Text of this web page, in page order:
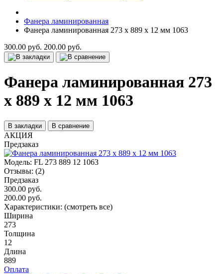
Фанера ламинированная
Фанера ламинированная 273 х 889 х 12 мм 1063
300.00 руб. 200.00 руб.
Фанера ламинированная 273
х 889 х 12 мм 1063
В закладки В сравнение
АКЦИЯ
Предзаказ
Модель: FL 273 889 12 1063
Отзывы: (2)
Предзаказ
300.00 руб.
200.00 руб.
Характеристики: (смотреть все)
Ширина
273
Толщина
12
Длина
889
Оплата